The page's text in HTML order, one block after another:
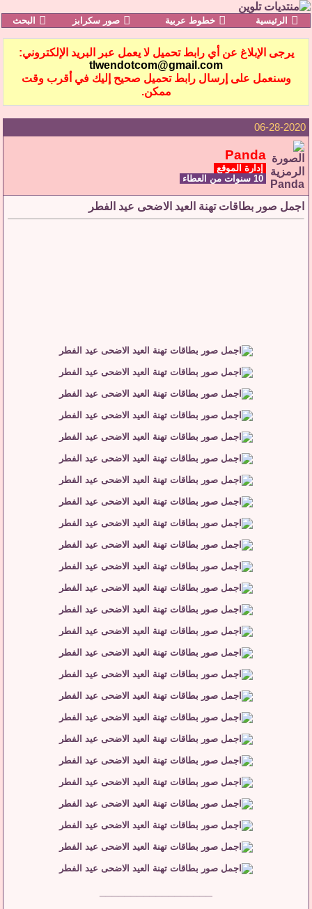
الرئيسية خطوط عربية صور سكرابز البحث
يرجى الإبلاغ عن أي رابط تحميل لا يعمل عبر البريد الإلكتروني:
tlwendotcom@gmail.com
وسنعمل على إرسال رابط تحميل صحيح إليك في أقرب وقت
ممكن.
06-28-2020
Panda
إدارة الموقع
اجمل صور بطاقات تهنة العيد الاضحى عيد الفطر